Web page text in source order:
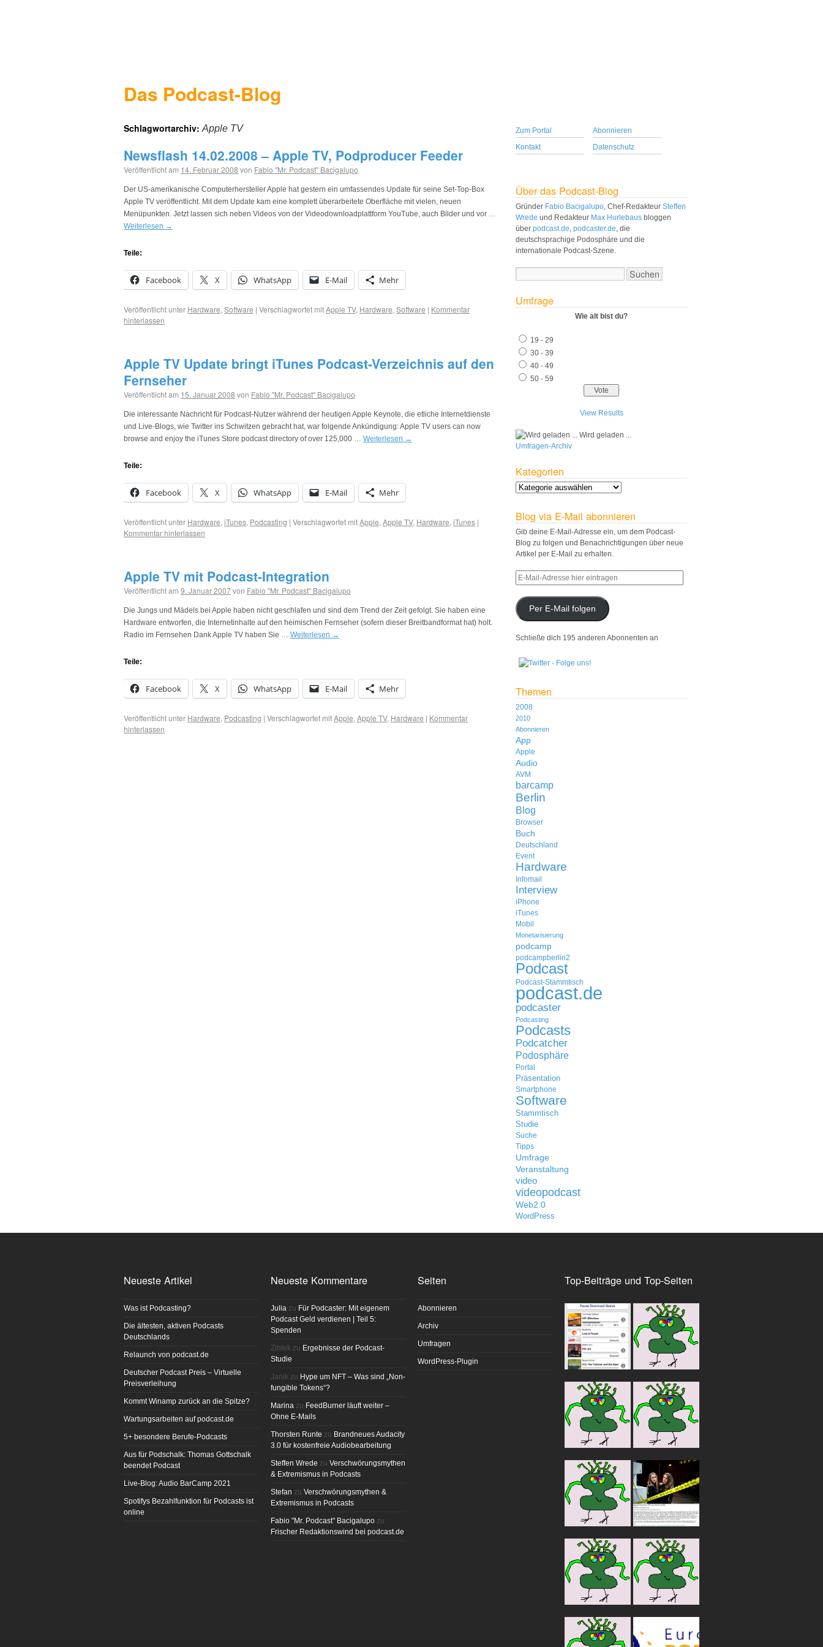
Das Podcast-Blog
Schlagwortarchiv:Apple TV
Newsflash 14.02.2008 – Apple TV, Podproducer Feeder
Veröffentlicht am 14. Februar 2008 von Fabio "Mr. Podcast" Bacigalupo
Der US-amerikanische Computerhersteller Apple hat gestern ein umfassendes Update für seine Set-Top-Box
Apple TV veröffentlicht. Mit dem Update kam eine komplett überarbeitete Oberfläche mit vielen, neuen
Menüpunkten. Jetzt lassen sich neben Videos von der Videodownloadplattform YouTube, auch Bilder und vor …
Weiterlesen →
Teile:
Facebook X WhatsApp E-Mail Mehr
Veröffentlicht unter Hardware, Software | Verschlagwortet mitApple TV, Hardware, Software | Kommentar
hinterlassen
Apple TV Update bringt iTunes Podcast-Verzeichnis auf den
Fernseher
Veröffentlicht am 15. Januar 2008 von Fabio "Mr. Podcast" Bacigalupo
Die interessante Nachricht für Podcast-Nutzer während der heutigen Apple Keynote, die etliche Internetdienste
und Live-Blogs, wie Twitter ins Schwitzen gebracht hat, war folgende Ankündigung: Apple TV users can now
browse and enjoy the iTunes Store podcast directory of over 125,000 … Weiterlesen →
Teile:
Facebook X WhatsApp E-Mail Mehr
Veröffentlicht unter Hardware, iTunes, Podcasting | Verschlagwortet mitApple, Apple TV, Hardware, iTunes |
Kommentar hinterlassen
Apple TV mit Podcast-Integration
Veröffentlicht am 9. Januar 2007von Fabio "Mr. Podcast" Bacigalupo
Die Jungs und Mädels bei Apple haben nicht geschlafen und sind dem Trend der Zeit gefolgt. Sie haben eine
Hardware entworfen, die Internetinhalte auf den heimischen Fernseher (sofern dieser Breitbandformat hat) holt.
Radio im Fernsehen Dank Apple TV haben Sie … Weiterlesen →
Teile:
Facebook X WhatsApp E-Mail Mehr
Veröffentlicht unter Hardware, Podcasting | Verschlagwortet mitApple, Apple TV, Hardware | Kommentar
hinterlassen
Zum Portal
Abonnieren
Kontakt
Datenschutz
Über das Podcast-Blog
Gründer Fabio Bacigalupo, Chef-Redakteur Steffen
Wrede und Redakteur Max Hurlebaus bloggen
über podcast.de, podcaster.de, die
deutschsprachige Podosphäre und die
internationale Podcast-Szene.
Umfrage
Wie alt bist du?
19 - 29
30 - 39
40 - 49
50 - 59
View Results
Wird geladen ...
Umfragen-Archiv
Kategorien
Blog via E-Mail abonnieren
Gib deine E-Mail-Adresse ein, um dem Podcast-
Blog zu folgen und Benachrichtigungen über neue
Artikel per E-Mail zu erhalten.
Per E-Mail folgen
Schließe dich 195 anderen Abonnenten an
Themen
2008
2010
Abonnieren
App
Apple
Audio
AVM
barcamp
Berlin
Blog
Browser
Buch
Deutschland
Event
Hardware
Infomail
Interview
iPhone
iTunes
Mobil
Monetarisierung
podcamp
podcampberlin2
Podcast
Podcast-Stammtisch
podcast.de
podcaster
Podcasting
Podcasts
Podcatcher
Podosphäre
Portal
Präsentation
Smartphone
Software
Stammtisch
Studie
Suche
Tipps
Umfrage
Veranstaltung
video
videopodcast
Web2.0
WordPress
Neueste Artikel
Was ist Podcasting?
Die ältesten, aktiven Podcasts
Deutschlands
Relaunch von podcast.de
Deutscher Podcast Preis – Virtuelle
Preisverleihung
Kommt Winamp zurück an die Spitze?
Wartungsarbeiten auf podcast.de
5+ besondere Berufe-Podcasts
Aus für Podschalk: Thomas Gottschalk
beendet Podcast
Live-Blog: Audio BarCamp 2021
Spotifys Bezahlfunktion für Podcasts ist
online
Neueste Kommentare
Julia zu Für Podcaster: Mit eigenem
Podcast Geld verdienen | Teil 5:
Spenden
Zibtek zu Ergebnisse der Podcast-
Studie
Janik zu Hype um NFT – Was sind „Non-
fungible Tokens“?
Marina zu FeedBurner läuft weiter –
Ohne E-Mails
Thorsten Runte zu Brandneues Audacity
3.0 für kostenfreie Audiobearbeitung
Steffen Wrede zu Verschwörungsmythen
& Extremismus in Podcasts
Stefan zu Verschwörungsmythen &
Extremismus in Podcasts
Fabio "Mr. Podcast" Bacigalupo zu
Frischer Redaktionswind bei podcast.de
Seiten
Abonnieren
Archiv
Umfragen
WordPress-Plugin
Top-Beiträge und Top-Seiten